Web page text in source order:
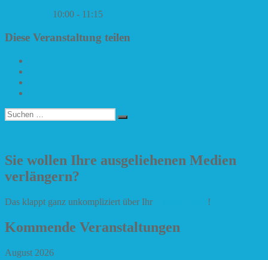
10:00 - 11:15
Diese Veranstaltung teilen
Suchen
nach:
Suchen
Sie wollen Ihre ausgeliehenen Medien
verlängern?
Das klappt ganz unkompliziert über Ihr !
Kommende Veranstaltungen
August 2026